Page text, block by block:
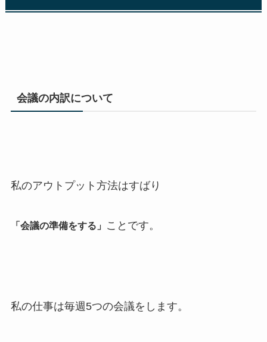
会議の内訳について
私のアウトプット方法はすばり
「会議の準備をする」 ことです。
私の仕事は毎週5つの会議をします。